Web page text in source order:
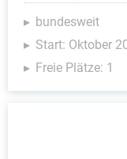
bundesweit
Start: Oktober
Freie Plätze: 1